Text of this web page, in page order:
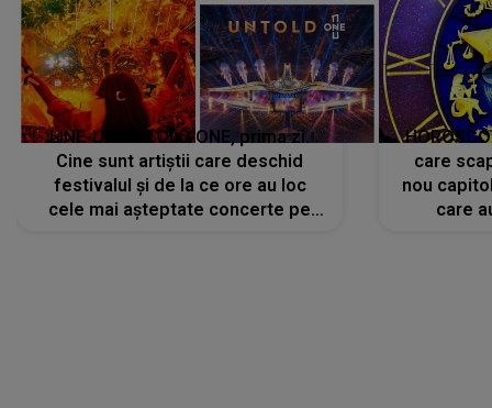
LINE-UP UNTOLD ONE, prima zi.
Cine sunt artiștii care deschid
festivalul și de la ce ore au loc
cele mai așteptate concerte pe
care
nou
care